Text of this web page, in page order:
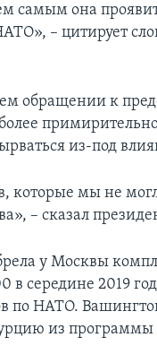
самым она
– цитирует
обращении к
из-под
которые мы не
– сказал
у Москвы
в середине 2019
по НАТО.
из программы